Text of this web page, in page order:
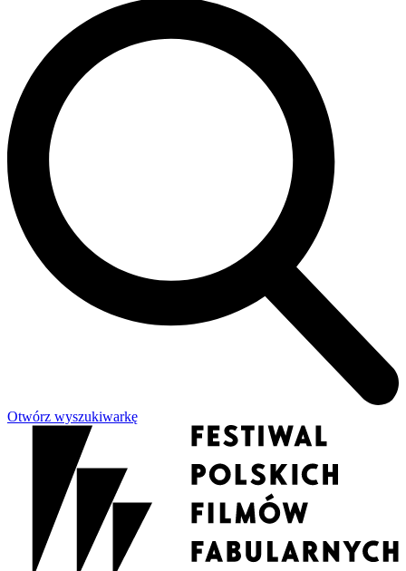
Otwórz wyszukiwarkę